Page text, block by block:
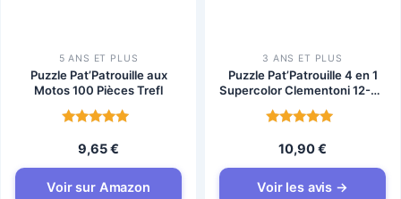
5 ANS ET PLUS
Puzzle Pat’Patrouille aux
Motos 100 Pièces Trefl
4.8
sur 5
9,65€
Voir sur Amazon
3 ANS ET PLUS
Puzzle Pat’Patrouille 4 en 1
Supercolor Clementoni 12-24
4.7
sur 5
10,90€
Voir les avis →